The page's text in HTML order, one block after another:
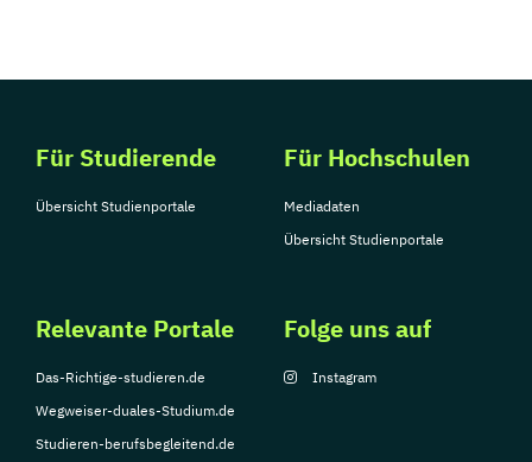
Für Studierende
Übersicht Studienportale
Für Hochschulen
Mediadaten
Übersicht Studienportale
Relevante Portale
Das-Richtige-studieren.de
Wegweiser-duales-Studium.de
Studieren-berufsbegleitend.de
Folge uns auf
Instagram